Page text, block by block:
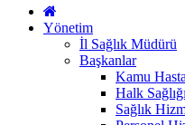
Yönetim
İl Sağlık Müdürü
Başkanlar
Kamu
Halk
Sağlık